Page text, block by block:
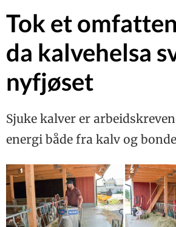
Tok et
da kalvehelsa
nyfjøset
Sjuke kalver er
energi både fra kalv og